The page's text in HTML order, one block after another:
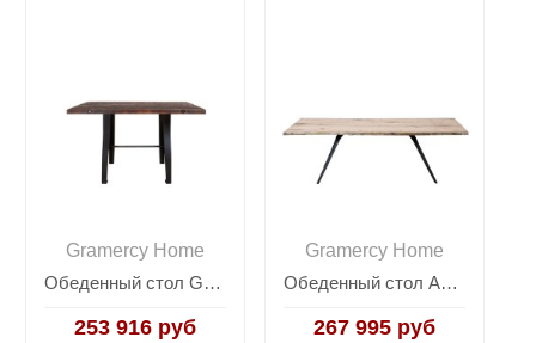
Gramercy Home
Обеденный стол Gabrielle Small
253 916 руб
Gramercy Home
Обеденный стол Autumn
267 995 руб